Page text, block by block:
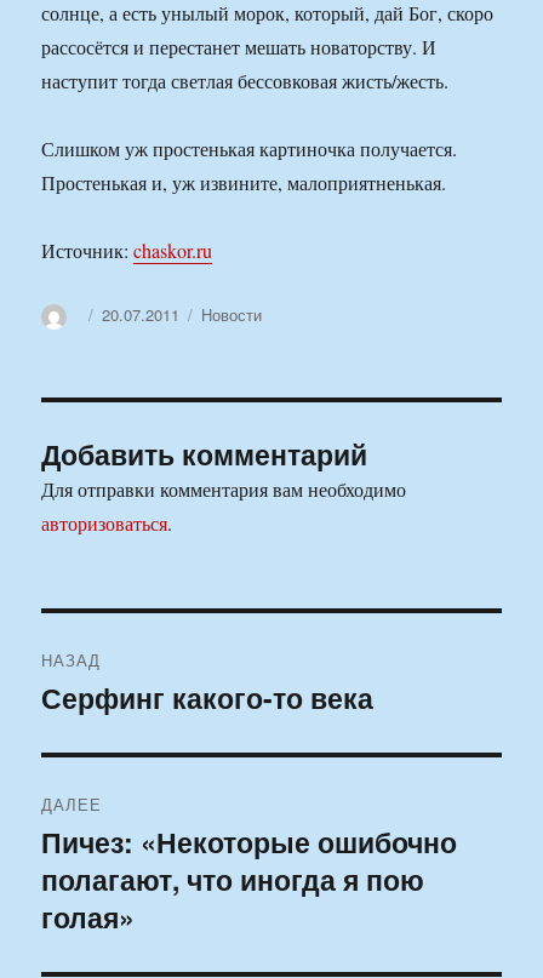
солнце, а есть унылый морок, который, дай Бог, скоро
рассосётся и перестанет мешать новаторству. И
наступит тогда светлая бессовковая жисть/жесть.
Слишком уж простенькая картиночка получается.
Простенькая и, уж извините, малоприятненькая.
Источник:chaskor.ru
АвторОпубликовано
20.07.2011 Рубрики
Новости
Добавить комментарий
Для отправки комментария вам необходимо
авторизоваться.
по
НАЗАД
Предыдущая
Серфинг какого-то века
ДАЛЕЕ
Следующая
запись:
Пичез: «Некоторые ошибочно
полагают, что иногда я пою
голая»